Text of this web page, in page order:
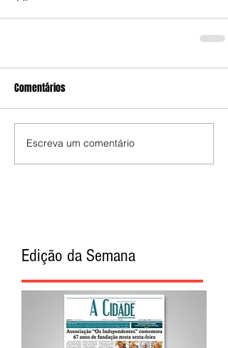
Comentários
Escreva um comentário
Edição da Semana